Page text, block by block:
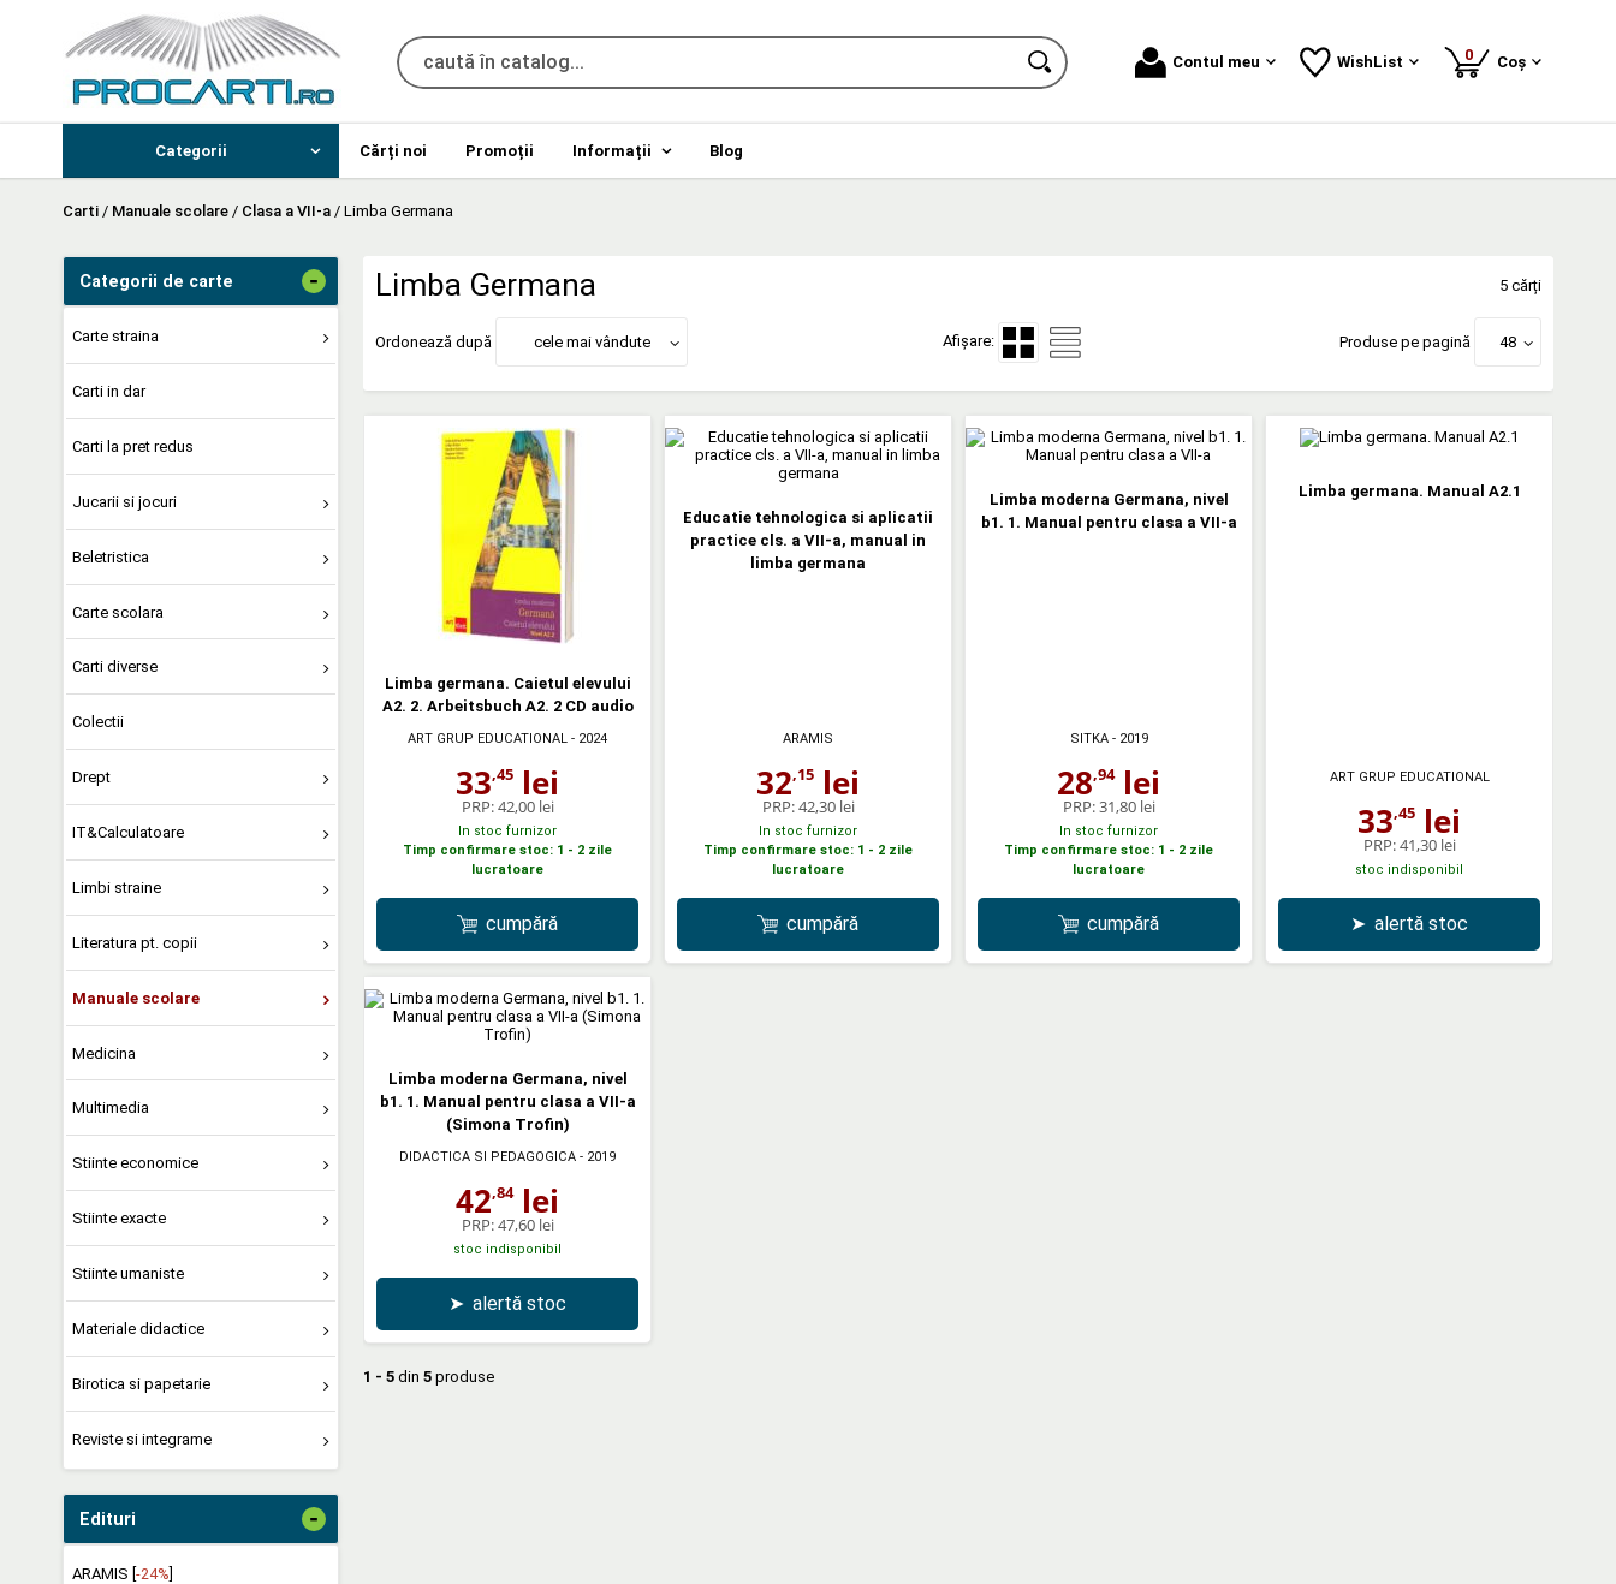
Contul meu WishList 0produse
Coș
Categorii Cărți noi Promoții Informații Blog
Carti / Manuale scolare / Clasa a VII-a / Limba Germana
Categorii de carte -
Carte straina
Carti in dar
Carti la pret redus
Jucarii si jocuri
Beletristica
Carte scolara
Carti diverse
Colectii
Drept
IT&Calculatoare
Limbi straine
Literatura pt. copii
Manuale scolare
Medicina
Multimedia
Stiinte economice
Stiinte exacte
Stiinte umaniste
Materiale didactice
Birotica si papetarie
Reviste si integrame
Edituri -
ARAMIS [-24%]
Limba Germana 5 cărți
Ordonează după cele mai vândute Afișare: Produse pe pagină 48
Limba germana. Caietul elevului
A2. 2. Arbeitsbuch A2. 2 CD audio
ART GRUP EDUCATIONAL - 2024
33,45 lei
PRP:42,00 lei
In stoc furnizor
Timp confirmare stoc: 1 - 2 zile
lucratoare
cumpără
Educatie tehnologica si aplicatii
practice cls. a VII-a, manual in
limba germana
ARAMIS
32,15 lei
PRP:42,30 lei
In stoc furnizor
Timp confirmare stoc: 1 - 2 zile
lucratoare
cumpără
Limba moderna Germana, nivel
b1. 1. Manual pentru clasa a VII-a
SITKA- 2019
28,94lei
PRP:31,80 lei
In stoc furnizor
Timp confirmare stoc: 1 - 2 zile
lucratoare
cumpără
Limba germana. Manual A2.1
ART GRUP EDUCATIONAL
33,45 lei
PRP:41,30 lei
stoc indisponibil
➤ alertă stoc
Limba moderna Germana, nivel
b1. 1. Manual pentru clasa a VII-a
(Simona Trofin)
DIDACTICA SI PEDAGOGICA - 2019
42,84lei
PRP:47,60 lei
stoc indisponibil
➤ alertă stoc
1 - 5 din 5 produse